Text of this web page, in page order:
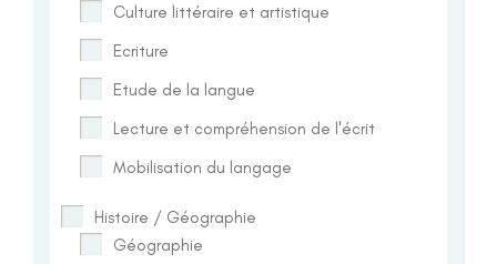
Culture littéraire et artistique
Ecriture
Etude de la langue
Lecture et compréhension de l'écrit
Mobilisation du langage
Histoire / Géographie
Géographie